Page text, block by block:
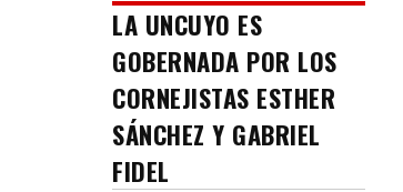
LA UNCUYO ES
GOBERNADA POR LOS
CORNEJISTAS ESTHER
SÁNCHEZ Y GABRIEL
FIDEL